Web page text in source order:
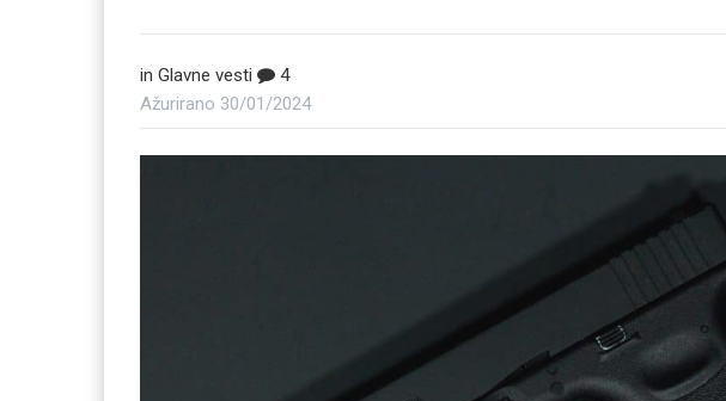
in Glavne vesti
4
Ažurirano 30/01/2024